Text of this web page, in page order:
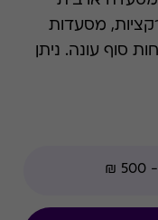
מסעדות
סוף עונה. ניתן